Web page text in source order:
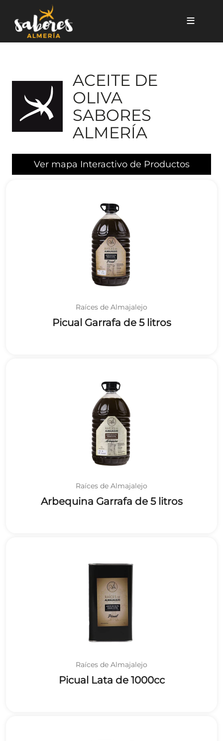
ACEITE DE
OLIVA
SABORES
ALMERÍA
Ver mapa Interactivo de Productos
Raíces de Almajalejo
Picual Garrafa de 5 litros
Raíces de Almajalejo
Arbequina Garrafa de 5 litros
Raíces de Almajalejo
Picual Lata de 1000cc